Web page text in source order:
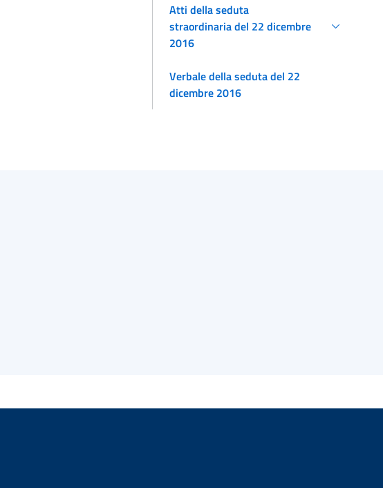
Atti della seduta
straordinaria del 22 dicembre
2016
Verbale della seduta del 22
dicembre 2016